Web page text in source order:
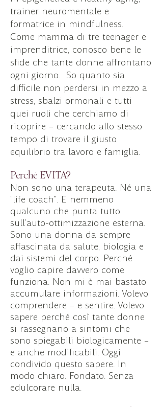
trainer neuromentale e
formatrice in mindfulness.
Come mamma di tre teenager e
imprenditrice, conosco bene le
sfide che tante donne affrontano
ogni giorno. So quanto sia
difficile non perdersi in mezzo a
stress, sbalzi ormonali e tutti
quei ruoli che cerchiamo di
ricoprire – cercando allo stesso
tempo di trovare il giusto
equilibrio tra lavoro e famiglia.
Perchè EVITA?
Non sono una terapeuta. Né una
"life coach". E nemmeno
qualcuno che punta tutto
sull’auto-ottimizzazione esterna.
Sono una donna da sempre
affascinata da salute, biologia e
dai sistemi del corpo. Perché
voglio capire davvero come
funziona. Non mi è mai bastato
accumulare informazioni. Volevo
comprendere – e sentire. Volevo
sapere perché così tante donne
si rassegnano a sintomi che
sono spiegabili biologicamente –
e anche modificabili. Oggi
condivido questo sapere. In
modo chiaro. Fondato. Senza
edulcorare nulla.